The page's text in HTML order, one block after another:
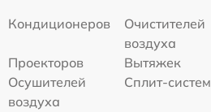
Кондиционеров
Очистителей
воздуха
Проекторов
Вытяжек
Осушителей
воздуха
Сплит-систем